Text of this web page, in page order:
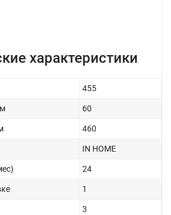
характеристики
455
60
460
IN HOME
24
1
3